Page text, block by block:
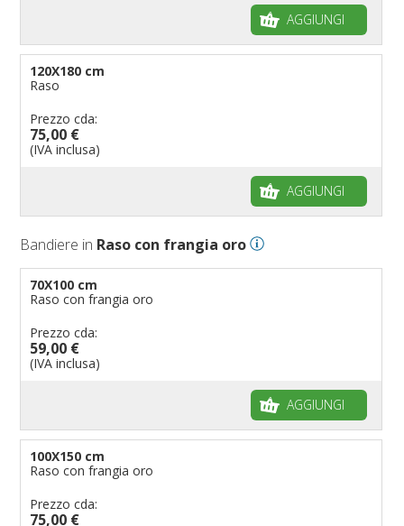
AGGIUNGI
120X180 cm
Raso
Prezzo cda:
75,00 €
(IVA inclusa)
AGGIUNGI
Bandiere in Raso con frangia oro
70X100 cm
Raso con frangia oro
Prezzo cda:
59,00 €
(IVA inclusa)
AGGIUNGI
100X150 cm
Raso con frangia oro
Prezzo cda:
75,00 €